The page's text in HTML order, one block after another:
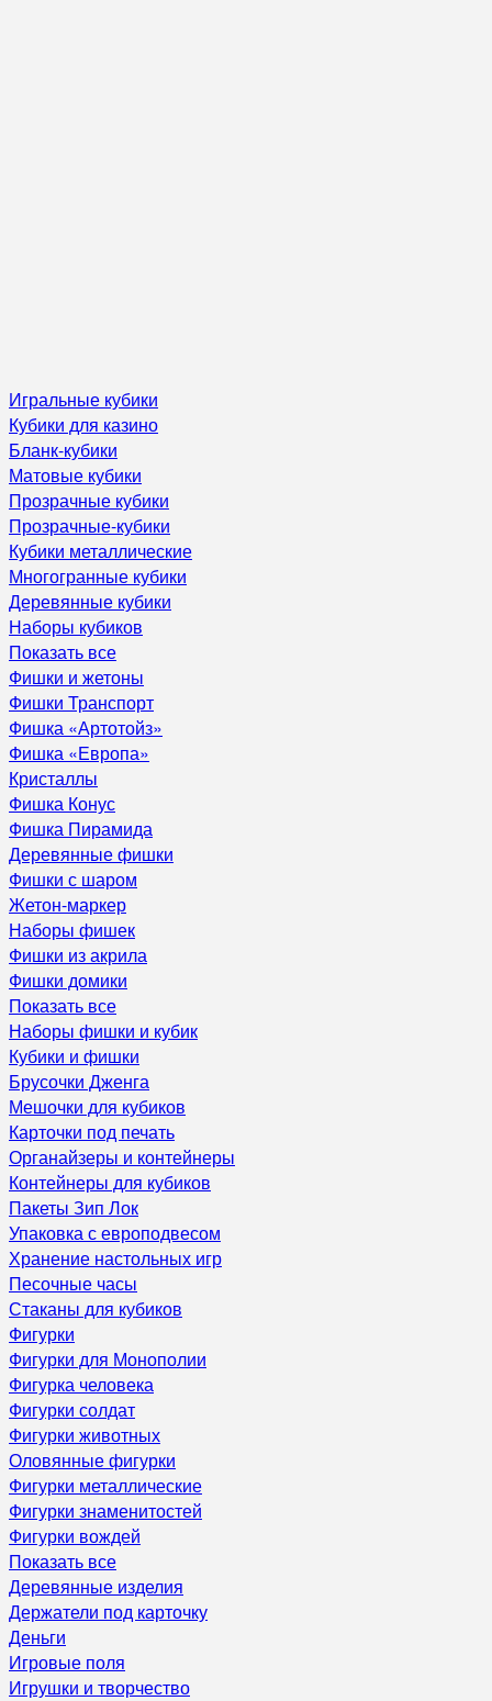
Игральные кубики
Кубики для казино
Бланк-кубики
Матовые кубики
Прозрачные кубики
Прозрачные-кубики
Кубики металлические
Многогранные кубики
Деревянные кубики
Наборы кубиков
Показать все
Фишки и жетоны
Фишки Транспорт
Фишка «Артотойз»
Фишка «Европа»
Кристаллы
Фишка Конус
Фишка Пирамида
Деревянные фишки
Фишки с шаром
Жетон-маркер
Наборы фишек
Фишки из акрила
Фишки домики
Показать все
Наборы фишки и кубик
Кубики и фишки
Брусочки Дженга
Мешочки для кубиков
Карточки под печать
Органайзеры и контейнеры
Контейнеры для кубиков
Пакеты Зип Лок
Упаковка с европодвесом
Хранение настольных игр
Песочные часы
Стаканы для кубиков
Фигурки
Фигурки для Монополии
Фигурка человека
Фигурки солдат
Фигурки животных
Оловянные фигурки
Фигурки металлические
Фигурки знаменитостей
Фигурки вождей
Показать все
Деревянные изделия
Держатели под карточку
Деньги
Игровые поля
Игрушки и творчество